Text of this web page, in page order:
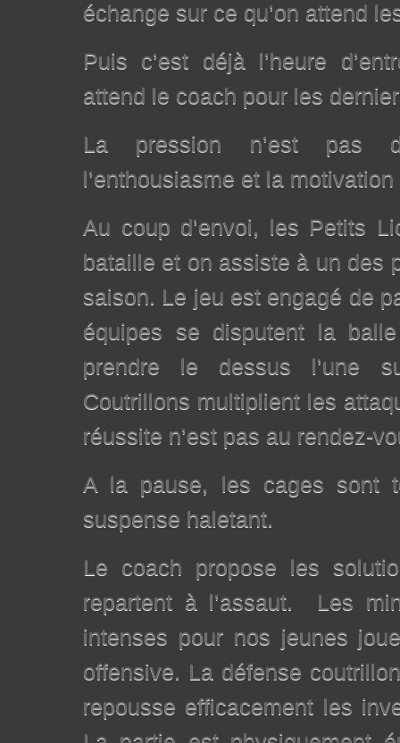
échange sur ce qu’on attend
Puis c’est déjà l’heure
attend le coach pour les
La pression n’est pas
l’enthousiasme et la
Au coup d’envoi, les Petits
bataille et on assiste à un des
saison. Le jeu est engagé de
équipes se disputent la
prendre le dessus l’une
Coutrillons multiplient les
réussite n’est pas au rendez-
A la pause, les cages sont
suspense haletant.
Le coach propose les
repartent à l’assaut. Les
intenses pour nos jeunes
offensive. La défense
repousse efficacement les